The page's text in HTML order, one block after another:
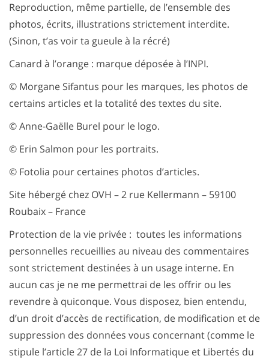
Reproduction, même partielle, de l’ensemble des
photos, écrits, illustrations strictement interdite.
(Sinon, t’as voir ta gueule à la récré)
Canard à l’orange : marque déposée à l’INPI.
© Morgane Sifantus pour les marques, les photos de
certains articles et la totalité des textes du site.
© Anne-Gaëlle Burel pour le logo.
© Erin Salmon pour les portraits.
© Fotolia pour certaines photos d’articles.
Site hébergé chez OVH – 2 rue Kellermann – 59100
Roubaix – France
Protection de la vie privée : toutes les informations
personnelles recueillies au niveau des commentaires
sont strictement destinées à un usage interne. En
aucun cas je ne me permettrai de les offrir ou les
revendre à quiconque. Vous disposez, bien entendu,
d’un droit d’accès de rectification, de modification et de
suppression des données vous concernant (comme le
stipule l’article 27 de la Loi Informatique et Libertés du